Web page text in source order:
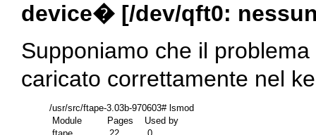
device� [/dev/qft0:
Supponiamo che il
caricato correttamente nel
/usr/src/ftape-3.03b-970603# lsmod
Module         Pages    Used by